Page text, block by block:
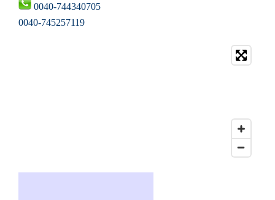
0040-744340705
0040-745257119